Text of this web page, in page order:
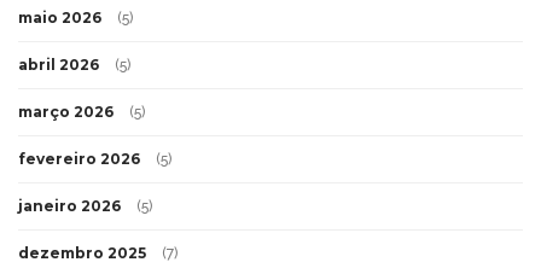
maio 2026 (5)
abril 2026 (5)
março 2026 (5)
fevereiro 2026 (5)
janeiro 2026 (5)
dezembro 2025 (7)